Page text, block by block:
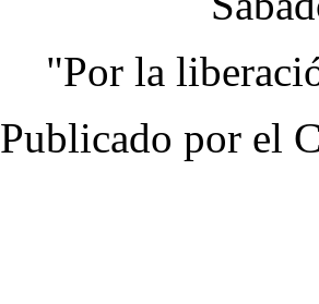
"Por la
Publicado por el